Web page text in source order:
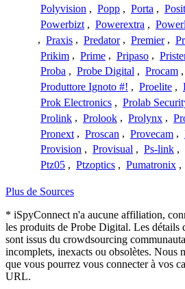
Polyvision , Popp , Porta ,
Powerbizt , Powerextra ,
, Praxis , Predator , Premier ,
Prikim , Prime , Pripaso ,
Proba , Probe Digital , Procam ,
Produttore Ignoto #! , Proelite ,
Prok Electronics , Prolab
Prolink , Prolook , Prolynx ,
Pronext , Proscan , Provecam ,
Provision , Provisual , Ps-link ,
Ptz05 , Ptzoptics , Pumatronix ,
Plus de Sources
* iSpyConnect n'a aucune affiliation,
les produits de Probe Digital. Les détails
sont issus du crowdsourcing
incomplets, inexacts ou obsolètes. Nous
que vous pourrez vous connecter à vos
URL.